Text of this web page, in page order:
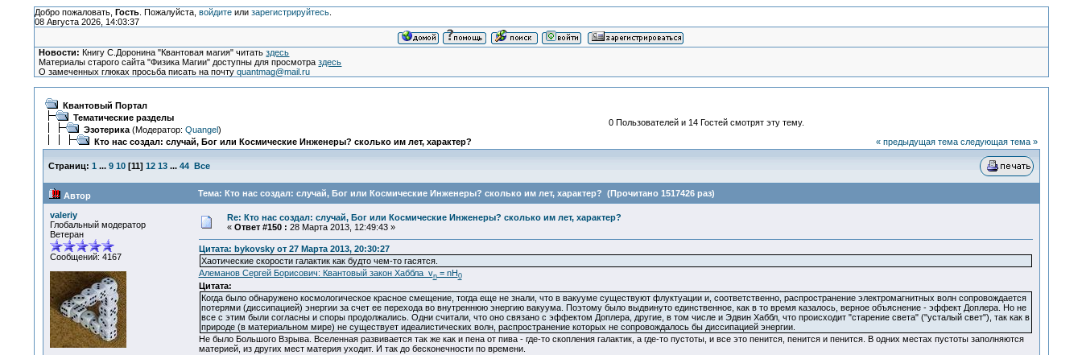
Добро пожаловать, Гость. Пожалуйста, войдитеили зарегистрируйтесь.
08 Августа 2026, 14:03:37
Новости: Книгу С.Доронина "Квантовая магия" читатьздесь
Материалы старого сайта "Физика Магии" доступны для просмотраздесь
О замеченных глюках просьба писать на почтуquantmag@mail.ru
Квантовый Портал
Тематические разделы
Эзотерика(Модератор: Quangel)
Кто нас создал: случай, Бог или Космические Инженеры? сколько им лет, характер?
0 Пользователей и 14 Гостей смотрят эту тему.
« предыдущая тема следующая тема »
Страниц: 1 ... 9 10[11] 12 13 ... 44 Все
Автор Тема: Кто нас создал: случай, Бог или Космические Инженеры? сколько им лет, характер? (Прочитано 1517426 раз)
valeriy
Глобальный модератор
Ветеран
Сообщений: 4167
Re: Кто нас создал: случай, Бог или Космические Инженеры? сколько им лет, характер?
« Ответ #150 : 28 Марта 2013, 12:49:43 »
Цитата: bykovsky от 27 Марта 2013, 20:30:27
Хаотические скорости галактик как будто чем-то гасятся.
Алеманов Сергей Борисович: Квантовый закон Хаббла vn= nH0
Цитата:
Когда было обнаружено космологическое красное смещение, тогда еще не знали, что в вакууме существуют флуктуации и, соответственно, распространение электромагнитных волн сопровождается
потерями (диссипацией) энергии за счет ее перехода во внутреннюю энергию вакуума. Поэтому было выдвинуто единственное, как в то время казалось, верное объяснение - эффект Доплера. Но не
все с этим были согласны и споры продолжались. Одни считали, что оно связано с эффектом Доплера, другие, в том числе и Эдвин Хаббл, что происходит "старение света" ("усталый свет"), так как в
природе (в материальном мире) не существует идеалистических волн, распространение которых не сопровождалось бы диссипацией энергии.
Не было Большого Взрыва. Вселенная развивается так же как и пена от пива - где-то скопления галактик, а где-то пустоты, и все это пенится, пенится и пенится. В одних местах пустоты заполняются
материей, из других мест материя уходит. И так до бесконечности по времени.